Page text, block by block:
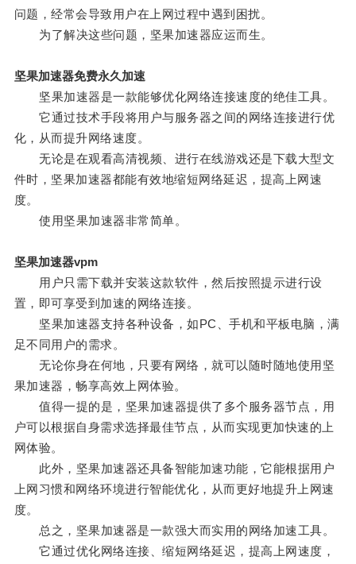
问题，经常会导致用户在上网过程中遇到困扰。
为了解决这些问题，坚果加速器应运而生。
坚果加速器免费永久加速
坚果加速器是一款能够优化网络连接速度的绝佳工具。
它通过技术手段将用户与服务器之间的网络连接进行优
化，从而提升网络速度。
无论是在观看高清视频、进行在线游戏还是下载大型文
件时，坚果加速器都能有效地缩短网络延迟，提高上网速
度。
使用坚果加速器非常简单。
坚果加速器vpm
用户只需下载并安装这款软件，然后按照提示进行设
置，即可享受到加速的网络连接。
坚果加速器支持各种设备，如PC、手机和平板电脑，满
足不同用户的需求。
无论你身在何地，只要有网络，就可以随时随地使用坚
果加速器，畅享高效上网体验。
值得一提的是，坚果加速器提供了多个服务器节点，用
户可以根据自身需求选择最佳节点，从而实现更加快速的上
网体验。
此外，坚果加速器还具备智能加速功能，它能根据用户
上网习惯和网络环境进行智能优化，从而更好地提升上网速
度。
总之，坚果加速器是一款强大而实用的网络加速工具。
它通过优化网络连接、缩短网络延迟，提高上网速度，